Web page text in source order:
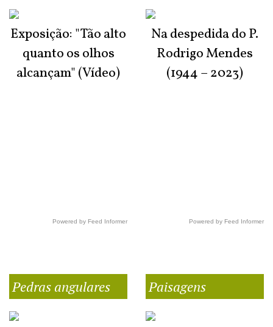
Exposição: "Tão alto
quanto os olhos
alcançam" (Vídeo)
Powered by Feed Informer
Na despedida do P.
Rodrigo Mendes
(1944 – 2023)
Powered by Feed Informer
Pedras angulares Paisagens